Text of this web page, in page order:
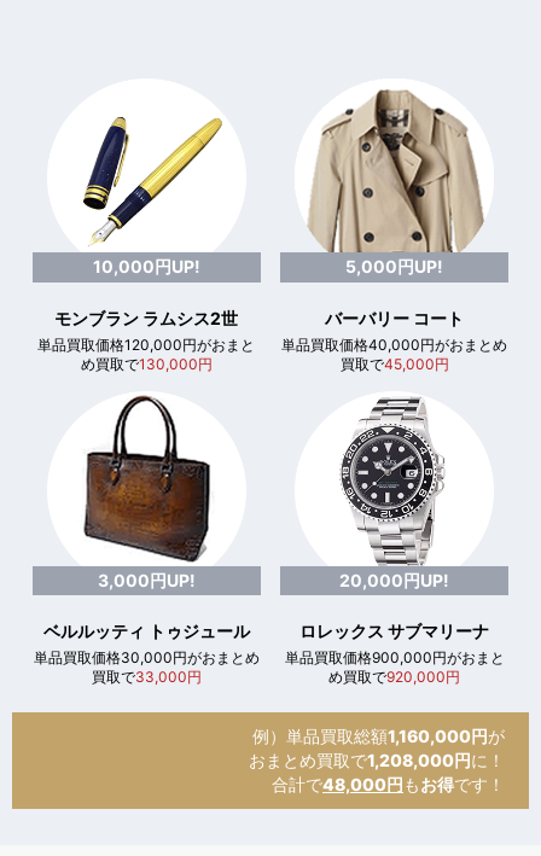
10,000円UP!
モンブラン ラムシス2世
単品買取価格120,000円がおまと
め買取で130,000円
5,000円UP!
バーバリー コート
単品買取価格40,000円がおまとめ
買取で45,000円
3,000円UP!
ベルルッティ トゥジュール
単品買取価格30,000円がおまとめ
買取で33,000円
20,000円UP!
ロレックス サブマリーナ
単品買取価格900,000円がおまと
め買取で920,000円
例）単品買取総額1,160,000円が
おまとめ買取で1,208,000円に！
合計で48,000円 もお得です！